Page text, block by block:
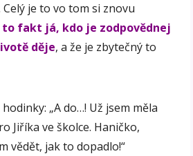
je to vo tom si znovu
to fakt já, kdo je zodpovědnej
děje, a že je zbytečný to
„A do…! Už jsem měla
Jiříka ve školce. Haničko,
vědět, jak to dopadlo!“